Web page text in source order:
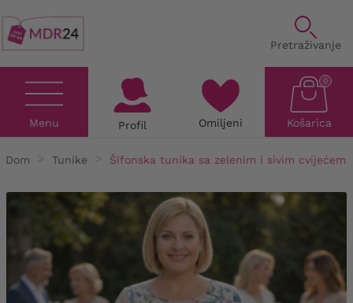
Pretraživanje
Menu Profil Omiljeni Košarica
0
Dom Tunike Šifonska tunika sa zelenim i sivim cvijećem